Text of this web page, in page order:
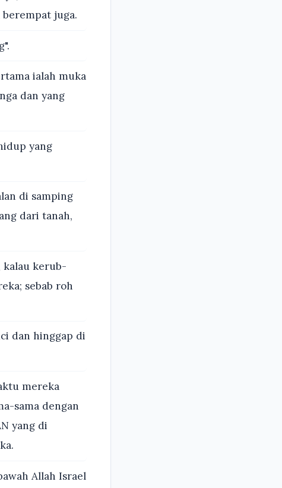
juga.
ialah muka
dan yang
yang
di samping
dari tanah,
kerub-
sebab roh
dan hinggap di
mereka
sama dengan
yang di
Allah Israel